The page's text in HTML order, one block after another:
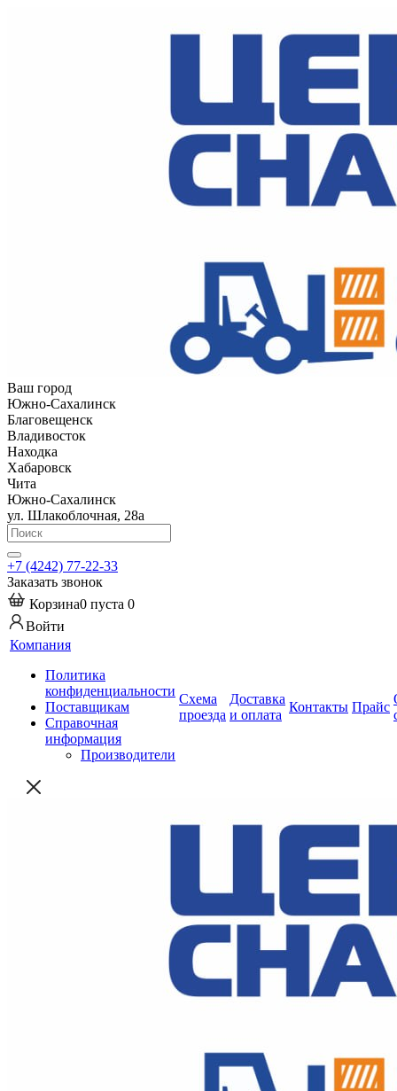
Ваш город
Южно-Сахалинск
Благовещенск
Владивосток
Находка
Хабаровск
Чита
Южно-Сахалинск
ул. Шлакоблочная, 28а
+7 (4242) 77-22-33
Заказать звонок
Корзина0 пуста 0
Войти
Компания
Политика
конфиденциальности
Поставщикам
Справочная
информация
Производители
Схема
проезда
Доставка
и оплата
Контакты Прайс